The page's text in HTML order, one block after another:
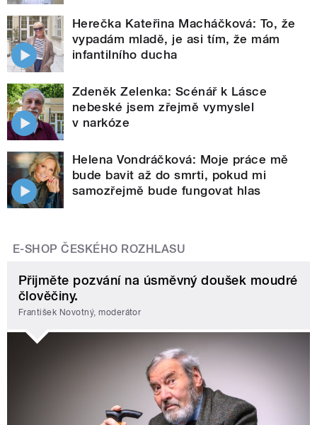
Herečka Kateřina Macháčková: To, že
vypadám mladě, je asi tím, že mám
infantilního ducha
Zdeněk Zelenka: Scénář k Lásce
nebeské jsem zřejmě vymyslel
v narkóze
Helena Vondráčková: Moje práce mě
bude bavit až do smrti, pokud mi
samozřejmě bude fungovat hlas
E-SHOP ČESKÉHO ROZHLASU
Přijměte pozvání na úsměvný doušek moudré
člověčiny.
František Novotný, moderátor